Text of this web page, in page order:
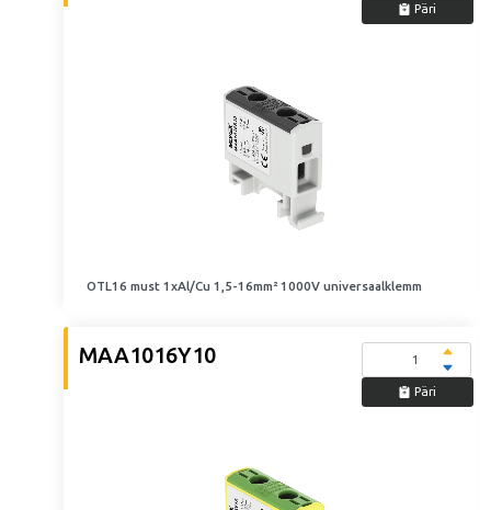
Päri
OTL16 must 1xAl/Cu 1,5-16mm² 1000V universaalklemm
MAA1016Y10
Päri